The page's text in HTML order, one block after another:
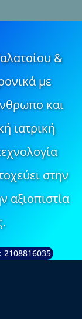
&
με
και
ιατρική
στην
αξιοπιστία
2108816035